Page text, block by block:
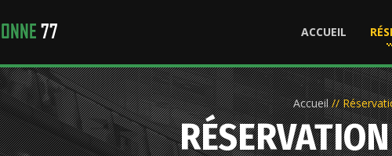
ACCUEIL
Accueil //